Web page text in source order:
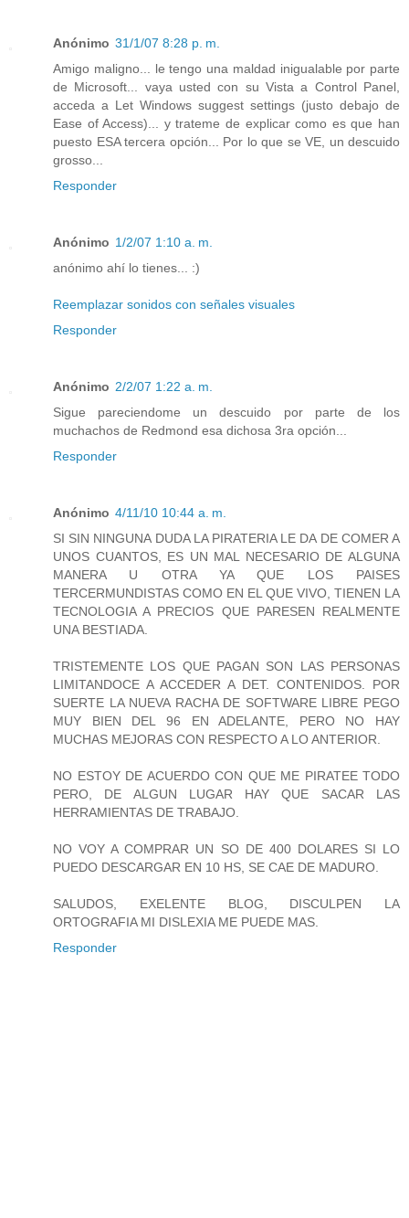
Anónimo 31/1/07 8:28 p. m.
Amigo maligno... le tengo una maldad inigualable por parte
de Microsoft... vaya usted con su Vista a Control Panel,
acceda a Let Windows suggest settings (justo debajo de
Ease of Access)... y trateme de explicar como es que han
puesto ESA tercera opción... Por lo que se VE, un descuido
grosso...
Responder
Anónimo 1/2/07 1:10 a. m.
anónimo ahí lo tienes... :)
Reemplazar sonidos con señales visuales
Responder
Anónimo 2/2/07 1:22 a. m.
Sigue pareciendome un descuido por parte de los
muchachos de Redmond esa dichosa 3ra opción...
Responder
Anónimo 4/11/10 10:44 a. m.
SI SIN NINGUNA DUDA LA PIRATERIA LE DA DE COMER A
UNOS CUANTOS, ES UN MAL NECESARIO DE ALGUNA
MANERA U OTRA YA QUE LOS PAISES
TERCERMUNDISTAS COMO EN EL QUE VIVO, TIENEN LA
TECNOLOGIA A PRECIOS QUE PARESEN REALMENTE
UNA BESTIADA.
TRISTEMENTE LOS QUE PAGAN SON LAS PERSONAS
LIMITANDOCE A ACCEDER A DET. CONTENIDOS. POR
SUERTE LA NUEVA RACHA DE SOFTWARE LIBRE PEGO
MUY BIEN DEL 96 EN ADELANTE, PERO NO HAY
MUCHAS MEJORAS CON RESPECTO A LO ANTERIOR.
NO ESTOY DE ACUERDO CON QUE ME PIRATEE TODO
PERO, DE ALGUN LUGAR HAY QUE SACAR LAS
HERRAMIENTAS DE TRABAJO.
NO VOY A COMPRAR UN SO DE 400 DOLARES SI LO
PUEDO DESCARGAR EN 10 HS, SE CAE DE MADURO.
SALUDOS, EXELENTE BLOG, DISCULPEN LA
ORTOGRAFIA MI DISLEXIA ME PUEDE MAS.
Responder